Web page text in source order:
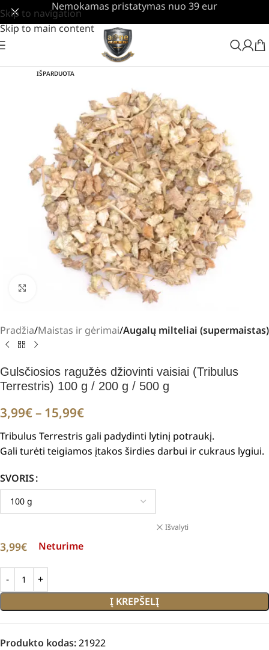
Skip to navigation
Skip to main content
Nemokamas pristatymas nuo 39 eur
IŠPARDUOTA
Pradžia Maistas ir gėrimai Augalų milteliai (supermaistas)
Gulsčiosios ragužės džiovinti vaisiai (Tribulus
Terrestris) 100 g / 200 g / 500 g
3,99€– 15,99€
Tribulus Terrestris gali padydinti lytinį potraukį.
Gali turėti teigiamos įtakos širdies darbui ir cukraus lygiui.
SVORIS
Išvalyti
3,99€ Neturime
Į KREPŠELĮ
Produkto kodas:21922